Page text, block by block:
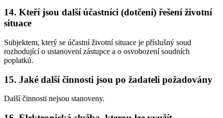
14. Kteří jsou další účastníci (dotčení) řešení životní
situace
Subjektem, který se účastní životní situace je příslušný soud
rozhodující o ustanovení zástupce a o osvobození soudních
poplatků.
15. Jaké další činnosti jsou po žadateli požadovány
Další činnosti nejsou stanoveny.